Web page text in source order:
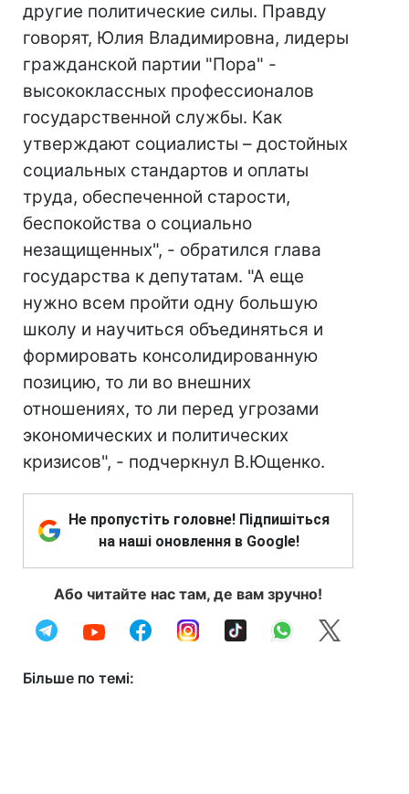
другие политические силы. Правду
говорят, Юлия Владимировна, лидеры
гражданской партии "Пора" -
высококлассных профессионалов
государственной службы. Как
утверждают социалисты – достойных
социальных стандартов и оплаты
труда, обеспеченной старости,
беспокойства о социально
незащищенных", - обратился глава
государства к депутатам. "А еще
нужно всем пройти одну большую
школу и научиться объединяться и
формировать консолидированную
позицию, то ли во внешних
отношениях, то ли перед угрозами
экономических и политических
кризисов", - подчеркнул В.Ющенко.
Не пропустіть головне! Підпишіться
на наші оновлення в Google!
Або читайте нас там, де вам зручно!
Більше по темі: